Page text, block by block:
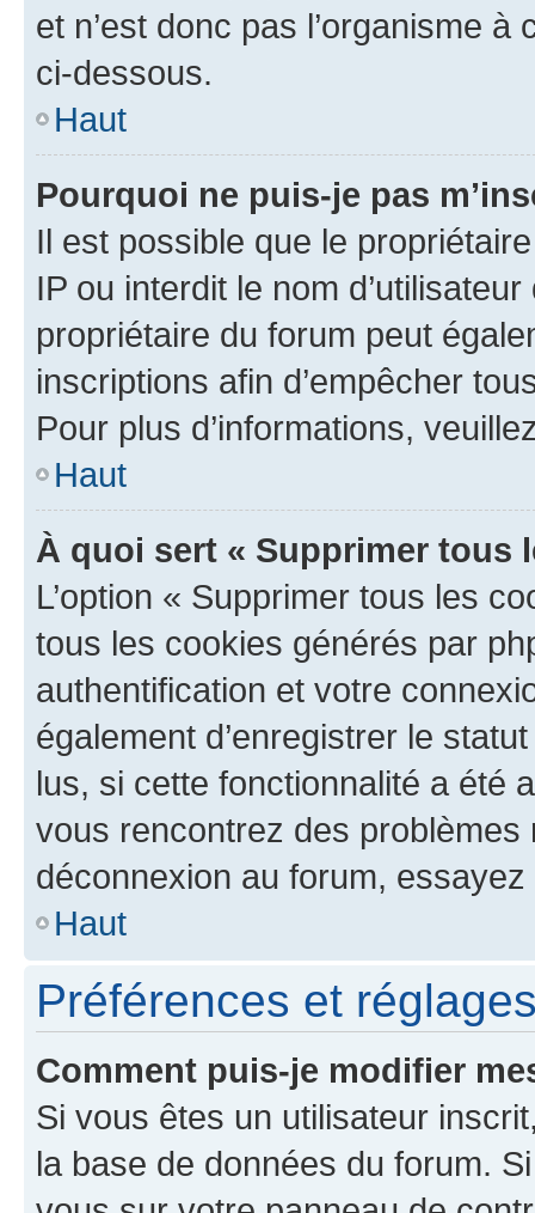
et n’est donc pas l’organisme
ci-dessous.
Haut
Pourquoi ne puis-je pas
Il est possible que le
IP ou interdit le nom
propriétaire du forum peut
inscriptions afin d’empêcher
Pour plus d’informations,
Haut
À quoi sert « Supprimer tous
L’option « Supprimer tous les
tous les cookies générés par
authentification et votre
également d’enregistrer le
lus, si cette fonctionnalité a été
vous rencontrez des
déconnexion au forum,
Haut
Préférences et
Comment puis-je modifier
Si vous êtes un utilisateur
la base de données du forum.